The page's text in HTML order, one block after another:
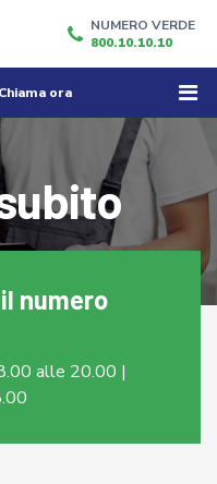
NUMERO VERDE
800.10.10.10
Chiama ora
numero
alle 20.00 |